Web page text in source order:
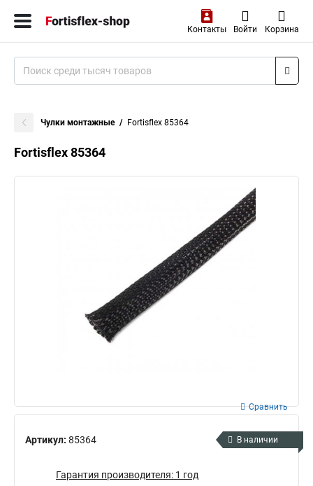
Контакты Войти Корзина
Чулки монтажные Fortisflex 85364
Fortisflex 85364
Артикул: 85364
Сравнить
В наличии
Гарантия производителя: 1 год